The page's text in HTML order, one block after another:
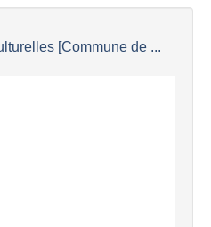
[Commune de ...